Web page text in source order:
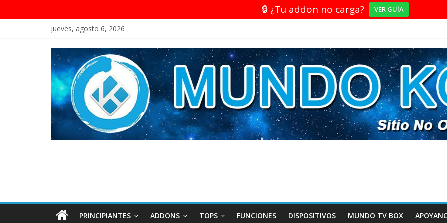
🔒 ¿Tu addon no carga? VER GUÍA
jueves, agosto 6, 2026
PRINCIPIANTES ADDONS TOPS FUNCIONES DISPOSITIVOS MUNDO TV BOX